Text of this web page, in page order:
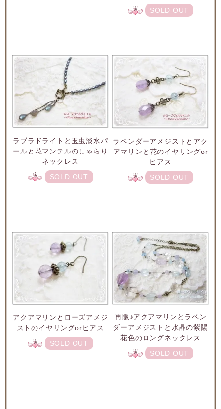
SOLD OUT
ラブラドライトと玉虫淡水パ
ールと花マンテルのしゃらり
ネックレス
SOLD OUT
ラベンダーアメジストとアク
アマリンと花のイヤリングor
ピアス
SOLD OUT
アクアマリンとローズアメジ
ストのイヤリングorピアス
SOLD OUT
再販♪アクアマリンとラベン
ダーアメジストと水晶の紫陽
花色のロングネックレス
SOLD OUT